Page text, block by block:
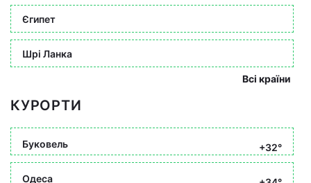
Єгипет
Шрі Ланка
Всі країни
КУРОРТИ
Буковель +32°
Одеса